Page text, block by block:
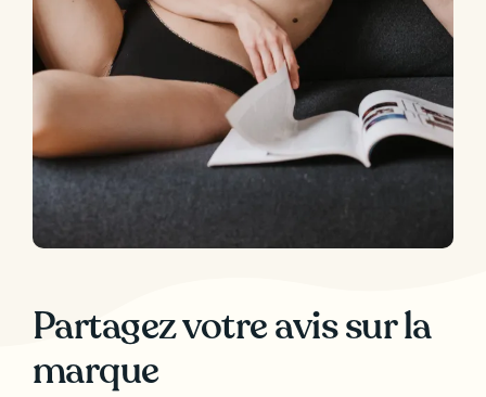
Partagez votre avis sur la
marque